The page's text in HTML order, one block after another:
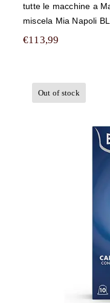
tutte le macchine a
miscela Mia Napoli
€113,99
Out of stock
500
Borbone
macchine
REspresso